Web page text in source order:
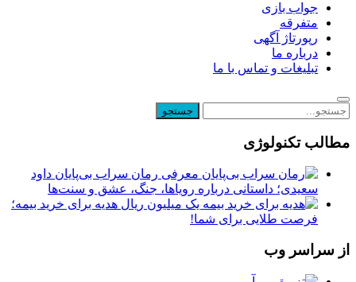
جواب بازی
متفرقه
رپورتاژ آگهی
درباره ما
تبلیغات و تماس با ما
مطالب تکنولوژی
معرفی رمان سراب بی‌پایان داود
سعیدی؛ داستانی درباره رویاها، جنگ، عشق و سنت‌ها
یک میلیون ریال هدیه برای خرید بیمه؛
فرصت طلایی برای شما!
از سراسر وب